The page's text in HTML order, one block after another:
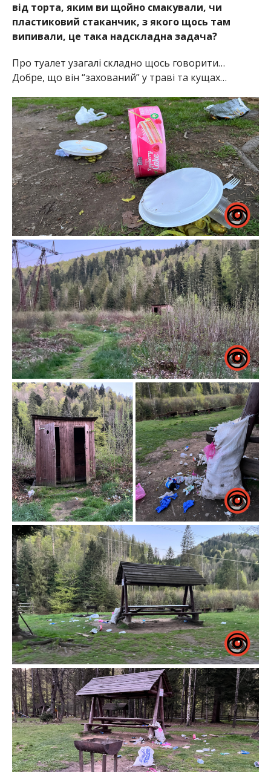
від торта, яким ви щойно смакували, чи
пластиковий стаканчик, з якого щось там
випивали, це така надскладна задача?
Про туалет узагалі складно щось говорити…
Добре, що він “захований” у траві та кущах…